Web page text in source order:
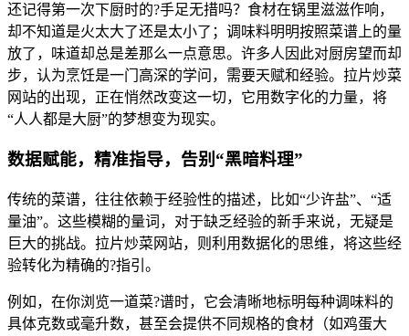
还记得第一次下厨时的?手足无措吗？食材在锅里滋滋作响，
却不知道是火太大了还是太小了；调味料明明按照菜谱上的量
放了，味道却总是差那么一点意思。许多人因此对厨房望而却
步，认为烹饪是一门高深的学问，需要天赋和经验。拉片炒菜
网站的出现，正在悄然改变这一切，它用数字化的力量，将
“人人都是大厨”的梦想变为现实。
数据赋能，精准指导，告别“黑暗料理”
传统的菜谱，往往依赖于经验性的描述，比如“少许盐”、“适
量油”。这些模糊的量词，对于缺乏经验的新手来说，无疑是
巨大的挑战。拉片炒菜网站，则利用数据化的思维，将这些经
验转化为精确的?指引。
例如，在你浏览一道菜?谱时，它会清晰地标明每种调味料的
具体克数或毫升数，甚至会提供不同规格的食材（如鸡蛋大